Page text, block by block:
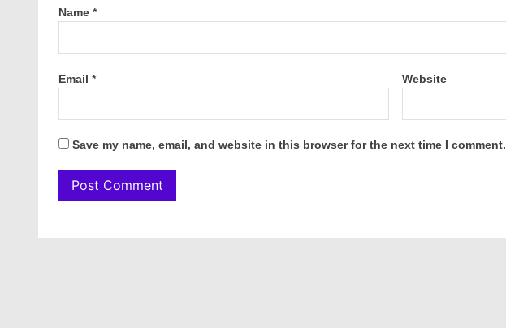
Name *
Email * Website
Save my name, email, and website in this browser for the next time I comment.